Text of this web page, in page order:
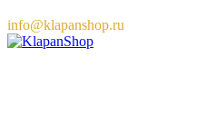
info@klapanshop.ru